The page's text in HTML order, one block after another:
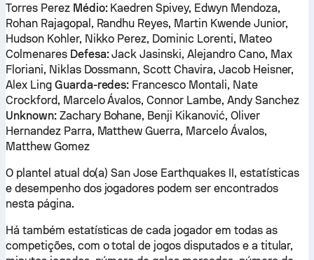
Torres Perez Médio:Kaedren Spivey, Edwyn Mendoza,
Rohan Rajagopal, Randhu Reyes, Martin Kwende Junior,
Hudson Kohler, Nikko Perez, Dominic Lorenti, Mateo
Colmenares Defesa:Jack Jasinski, Alejandro Cano, Max
Floriani, Niklas Dossmann, Scott Chavira, Jacob Heisner,
Alex Ling Guarda-redes: Francesco Montali, Nate
Crockford, Marcelo Ávalos, Connor Lambe, Andy Sanchez
Unknown:Zachary Bohane, Benji Kikanović, Oliver
Hernandez Parra, Matthew Guerra, Marcelo Ávalos,
Matthew Gomez
O plantel atual do(a) San Jose Earthquakes II, estatísticas
e desempenho dos jogadores podem ser encontrados
nesta página.
Há também estatísticas de cada jogador em todas as
competições, com o total de jogos disputados e a titular,